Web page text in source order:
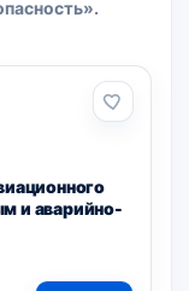
и аварийно-